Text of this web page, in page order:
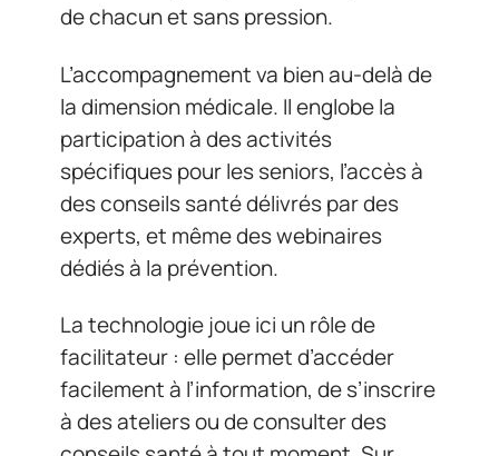
de chacun et sans pression.
L’accompagnement va bien au-delà de
la dimension médicale. Il englobe la
participation à des activités
spécifiques pour les seniors, l’accès à
des conseils santé délivrés par des
experts, et même des webinaires
dédiés à la prévention.
La technologie joue ici un rôle de
facilitateur : elle permet d’accéder
facilement à l’information, de s’inscrire
à des ateliers ou de consulter des